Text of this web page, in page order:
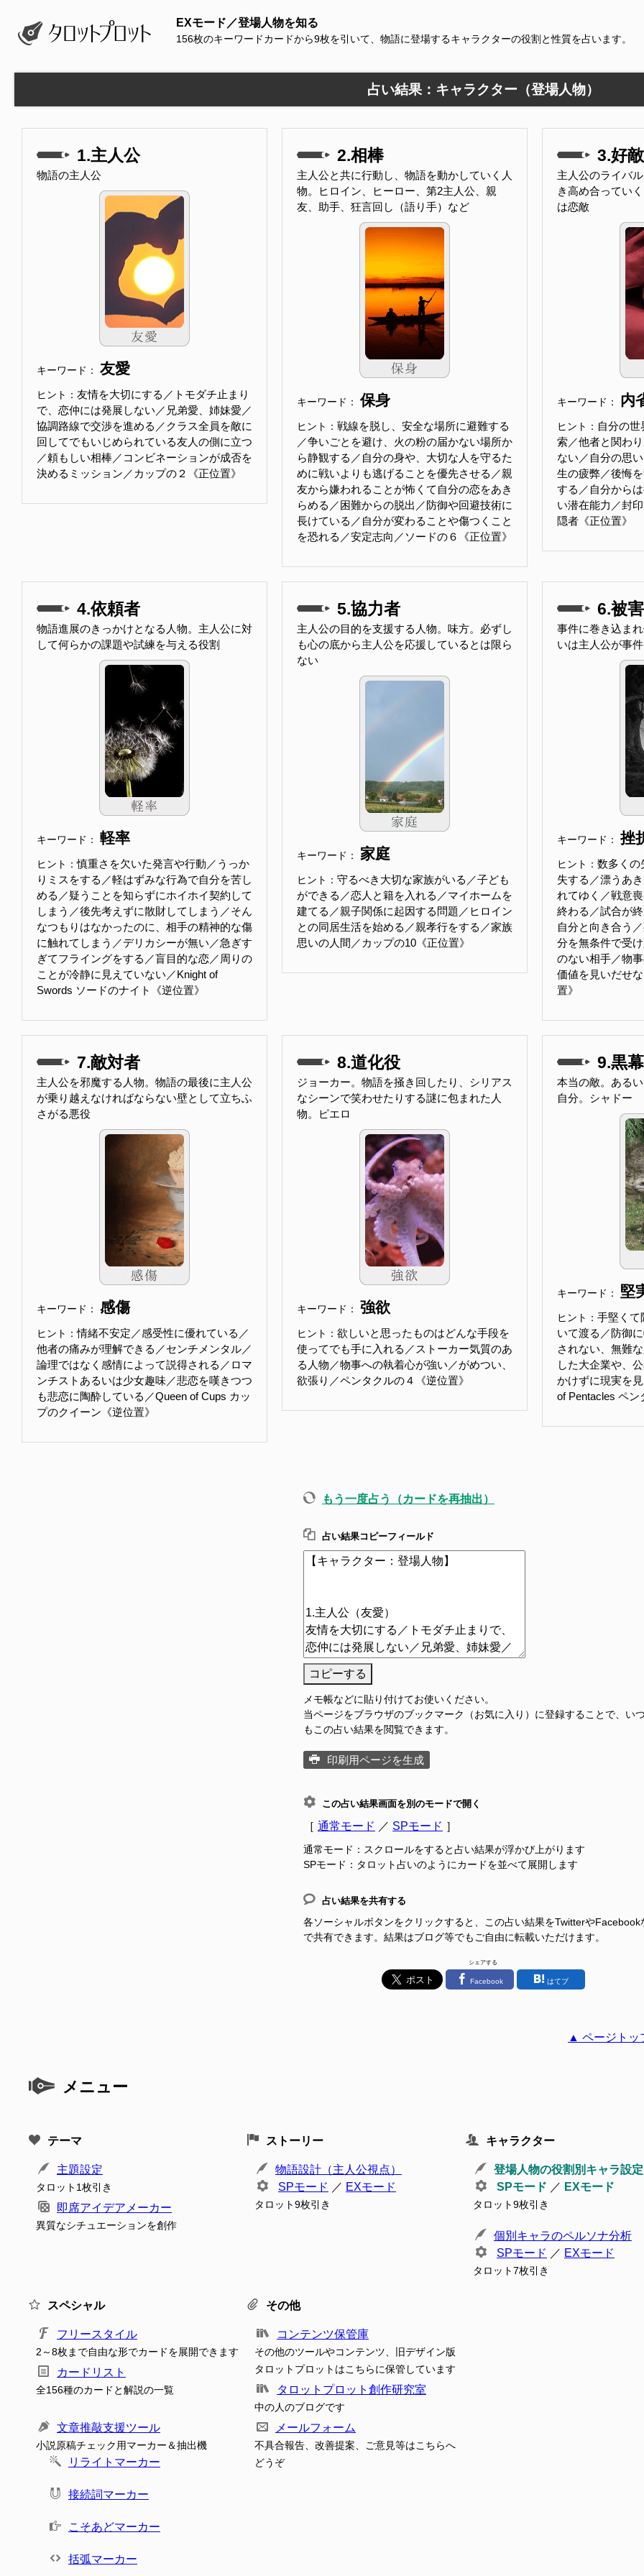
EXモード／登場人物を知る
156枚のキーワードカードから9枚を引いて、物語に登場するキャラクターの役割と性質を占います。
占い結果：キャラクター（登場人物）
1.主人公
物語の主人公
キーワード： 友愛
ヒント： 友情を大切にする／トモダチ止まり
で、恋仲には発展しない／兄弟愛、姉妹愛／
協調路線で交渉を進める／クラス全員を敵に
回してでもいじめられている友人の側に立つ
／頼もしい相棒／コンビネーションが成否を
決めるミッション／カップの２《正位置》
2.相棒
主人公と共に行動し、物語を動かしていく人
物。ヒロイン、ヒーロー、第2主人公、親
友、助手、狂言回し（語り手）など
キーワード：保身
ヒント： 戦線を脱し、安全な場所に避難する
／争いごとを避け、火の粉の届かない場所か
ら静観する／自分の身や、大切な人を守るた
めに戦いよりも逃げることを優先させる／親
友から嫌われることが怖くて自分の恋をあき
らめる／困難からの脱出／防御や回避技術に
長けている／自分が変わることや傷つくこと
を恐れる／安定志向／ソードの６《正位置》
3.好
主人公のライバ
き高め合ってい
は恋敵
キーワード： 内
ヒント： 自分の
索／他者と関わ
ない／自分の思
生の疲弊／後悔
する／自分から
い潜在能力／封
隠者《正位置》
4.依頼者
物語進展のきっかけとなる人物。主人公に対
して何らかの課題や試練を与える役割
キーワード： 軽率
ヒント：慎重さを欠いた発言や行動／うっか
りミスをする／軽はずみな行為で自分を苦し
める／疑うことを知らずにホイホイ契約して
しまう／後先考えずに散財してしまう／そん
なつもりはなかったのに、相手の精神的な傷
に触れてしまう／デリカシーが無い／急ぎす
ぎてフライングをする／盲目的な恋／周りの
ことが冷静に見えていない／Knight of
Swords ソードのナイト《逆位置》
5.協力者
主人公の目的を支援する人物。味方。必ずし
も心の底から主人公を応援しているとは限ら
ない
キーワード： 家庭
ヒント： 守るべき大切な家族がいる／子ども
ができる／恋人と籍を入れる／マイホームを
建てる／親子関係に起因する問題／ヒロイン
との同居生活を始める／親孝行をする／家族
思いの人間／カップの10《正位置》
6.被
事件に巻き込ま
いは主人公が事
キーワード： 挫
ヒント： 数多くの
失する／漂うあ
れてゆく／戦意
終わる／試合が
自分と向き合う
分を無条件で受
のない相手／物
価値を見いだせ
置》
7.敵対者
主人公を邪魔する人物。物語の最後に主人公
が乗り越えなければならない壁として立ちふ
さがる悪役
キーワード： 感傷
ヒント：情緒不安定／感受性に優れている／
他者の痛みが理解できる／センチメンタル／
論理ではなく感情によって説得される／ロマ
ンチストあるいは少女趣味／悲恋を嘆きつつ
も悲恋に陶酔している／Queen of Cups カッ
プのクイーン《逆位置》
8.道化役
ジョーカー。物語を掻き回したり、シリアス
なシーンで笑わせたりする謎に包まれた人
物。ピエロ
キーワード： 強欲
ヒント： 欲しいと思ったものはどんな手段を
使ってでも手に入れる／ストーカー気質のあ
る人物／物事への執着心が強い／がめつい、
欲張り／ペンタクルの４《逆位置》
9.黒幕
本当の敵。ある
自分。シャドー
キーワード： 堅
ヒント： 手堅くて
いて渡る／防御
されない、無難
した大企業や、
かけずに現実を
of Pentacles ペン
もう一度占う（カードを再抽出）
占い結果コピーフィールド
コピーする
メモ帳などに貼り付けてお使いください。
当ページをブラウザのブックマーク（お気に入り）に登録することで、い
もこの占い結果を閲覧できます。
印刷用ページを生成
この占い結果画面を別のモードで開く
［ 通常モード ／ SPモード ］
通常モード：スクロールをすると占い結果が浮かび上がります
SPモード：タロット占いのようにカードを並べて展開します
占い結果を共有する
各ソーシャルボタンをクリックすると、この占い結果をTwitterやFacebook
で共有できます。結果はブログ等でもご自由に転載いただけます。
シェアする
Facebook はてブ
▲ ページトッ
メニュー
テーマ
主題設定
タロット1枚引き
即席アイデアメーカー
異質なシチュエーションを創作
ストーリー
物語設計（主人公視点）
SPモード ／ EXモード
タロット9枚引き
キャラクター
登場人物の役割別キャラ設定
SPモード ／ EXモード
タロット9枚引き
個別キャラのペルソナ分析
SPモード ／ EXモード
タロット7枚引き
スペシャル
フリースタイル
2～8枚まで自由な形でカードを展開できます
カードリスト
全156種のカードと解説の一覧
文章推敲支援ツール
小説原稿チェック用マーカー＆抽出機
リライトマーカー
接続詞マーカー
こそあどマーカー
括弧マーカー
その他
コンテンツ保管庫
その他のツールやコンテンツ、旧デザイン版
タロットプロットはこちらに保管しています
タロットプロット創作研究室
中の人のブログです
メールフォーム
不具合報告、改善提案、ご意見等はこちらへ
どうぞ